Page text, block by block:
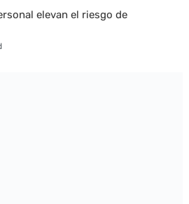
elevan el riesgo de